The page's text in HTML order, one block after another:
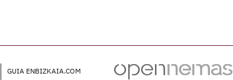
GUIA ENBIZKAIA.COM